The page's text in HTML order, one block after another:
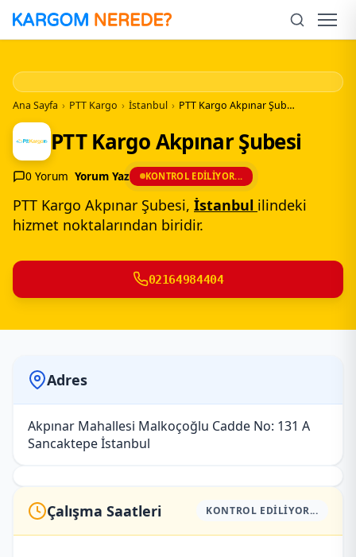
İçeriğe
Geç
Ana Sayfa › PTT Kargo › İstanbul › PTT Kargo Akpınar Şubesi
PTT Kargo Akpınar Şubesi
0 Yorum Yorum Yaz KONTROL EDILIYOR...
PTT Kargo Akpınar Şubesi, İstanbul ilindeki
hizmet noktalarından biridir.
02164984404
Adres
Akpınar Mahallesi Malkoçoğlu Cadde No: 131 A
Sancaktepe İstanbul
Çalışma Saatleri KONTROL EDILIYOR...